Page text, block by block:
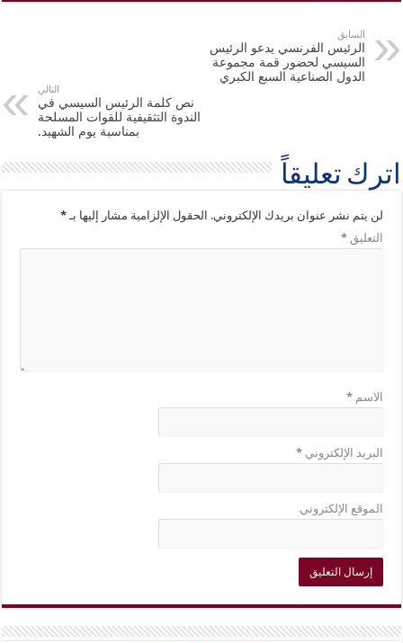
السابق
الرئيس الفرنسي يدعو الرئيس
السيسي لحضور قمة مجموعة
الدول الصناعية السبع الكبري
التالي
نص كلمة الرئيس السيسي في
الندوة التثقيفية للقوات المسلحة
بمناسبة يوم الشهيد.
اترك تعليقاً
لن يتم نشر عنوان بريدك الإلكتروني. الحقول الإلزامية مشار إليها بـ*
التعليق*
الاسم*
البريد الإلكتروني*
الموقع الإلكتروني